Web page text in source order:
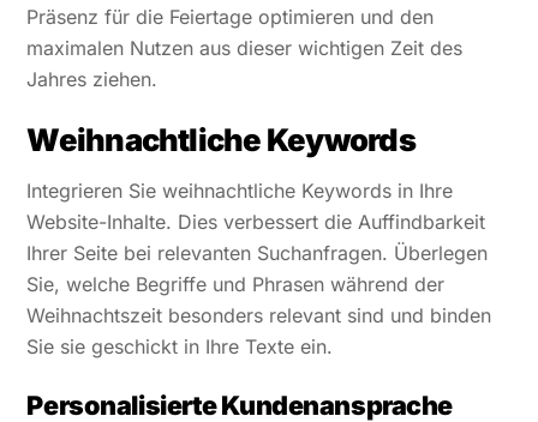
Präsenz für die Feiertage optimieren und den
maximalen Nutzen aus dieser wichtigen Zeit des
Jahres ziehen.
Weihnachtliche Keywords
Integrieren Sie weihnachtliche Keywords in Ihre
Website-Inhalte. Dies verbessert die Auffindbarkeit
Ihrer Seite bei relevanten Suchanfragen. Überlegen
Sie, welche Begriffe und Phrasen während der
Weihnachtszeit besonders relevant sind und binden
Sie sie geschickt in Ihre Texte ein.
Personalisierte Kundenansprache